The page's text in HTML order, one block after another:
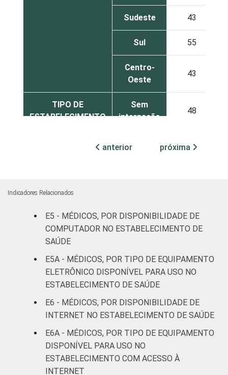
Sudeste 43
Sul 55
Centro-
Oeste
43
TIPO DE
ESTABELECIMENTO
Sem
internação
48
internação
(mais de
38
SADT 49
FAIXA ETÁRIA
Até 35
anos
anos
36
De 51
anterior próxima
Indicadores Relacionados
E5 - MÉDICOS, POR DISPONIBILIDADE DE
COMPUTADOR NO ESTABELECIMENTO DE
SAÚDE
E5A - MÉDICOS, POR TIPO DE EQUIPAMENTO
ELETRÔNICO DISPONÍVEL PARA USO NO
ESTABELECIMENTO DE SAÚDE
E6 - MÉDICOS, POR DISPONIBILIDADE DE
INTERNET NO ESTABELECIMENTO DE SAÚDE
E6A - MÉDICOS, POR TIPO DE EQUIPAMENTO
DISPONÍVEL PARA USO NO
ESTABELECIMENTO COM ACESSO À
INTERNET